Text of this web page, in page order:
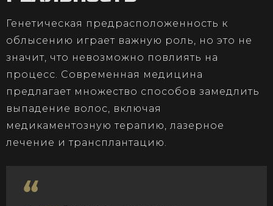
Генетическая предрасположенность к
облысению играет важную роль, но это не
значит, что невозможно повлиять на
процесс. Современная медицина
предлагает множество способов замедлить
выпадение волос, включая
медикаментозную терапию, лазерное
лечение и трансплантацию.